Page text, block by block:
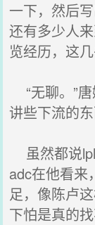
一下，然后
还有多少人
览经历，这
“无聊。”
讲些下流的
虽然都说
adc在他看来
足，像陈卢
下怕是真的